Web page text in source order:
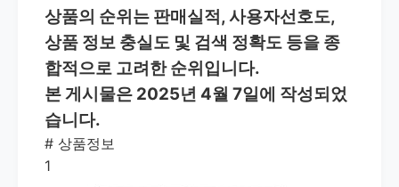
상품의 순위는 판매실적, 사용자선호도,
상품 정보 충실도 및 검색 정확도 등을 종
합적으로 고려한 순위입니다.
본 게시물은 2025년 4월 7일에 작성되었
습니다.
# 상품정보
1